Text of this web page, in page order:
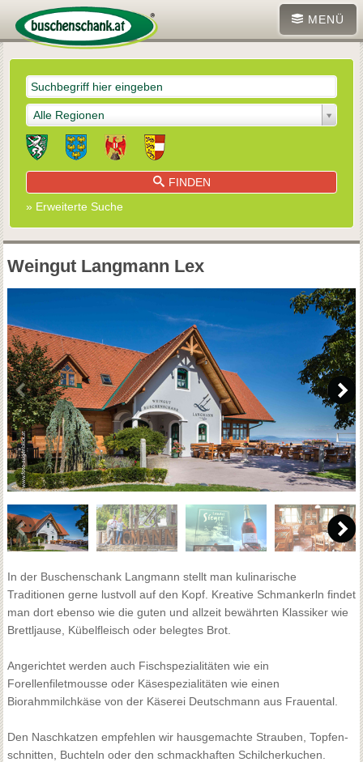
MENÜ
Alle Regionen
FINDEN
» Erweiterte Suche
Weingut Langmann Lex
In der Buschenschank Langmann stellt man kulinarische
Traditionen gerne lustvoll auf den Kopf. Kreative Schmankerln findet
man dort ebenso wie die guten und allzeit bewährten Klassiker wie
Brettljause, Kübelfleisch oder belegtes Brot.
Angerichtet werden auch Fischspezialitäten wie ein
Forellenfiletmousse oder Käsespezialitäten wie einen
Biorahmmilchkäse von der Käserei Deutschmann aus Frauental.
Den Naschkatzen empfehlen wir hausgemachte Strauben, Topfen-
schnitten, Buchteln oder den schmackhaften Schilcherkuchen.